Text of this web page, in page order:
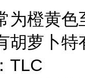
为橙黄色
胡萝卜特
TLC